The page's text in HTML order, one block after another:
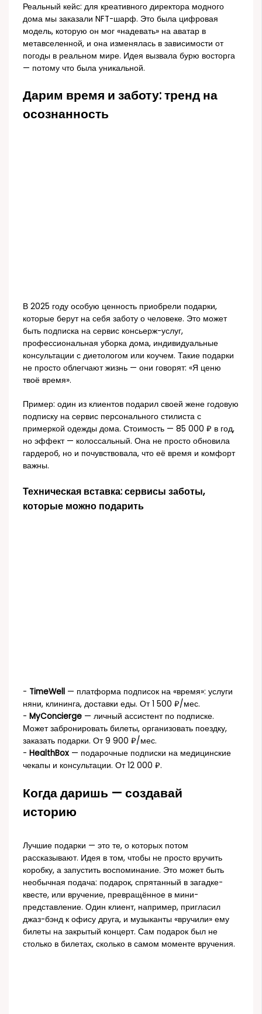
Реальный кейс: для креативного директора модного
дома мы заказали NFT-шарф. Это была цифровая
модель, которую он мог «надевать» на аватар в
метавселенной, и она изменялась в зависимости от
погоды в реальном мире. Идея вызвала бурю восторга
— потому что была уникальной.
Дарим время и заботу: тренд на
осознанность
В 2025 году особую ценность приобрели подарки,
которые берут на себя заботу о человеке. Это может
быть подписка на сервис консьерж-услуг,
профессиональная уборка дома, индивидуальные
консультации с диетологом или коучем. Такие подарки
не просто облегчают жизнь — они говорят: «Я ценю
твоё время».
Пример: один из клиентов подарил своей жене годовую
подписку на сервис персонального стилиста с
примеркой одежды дома. Стоимость — 85 000 ₽ в год,
но эффект — колоссальный. Она не просто обновила
гардероб, но и почувствовала, что её время и комфорт
важны.
Техническая вставка: сервисы заботы,
которые можно подарить
- TimeWell — платформа подписок на «время»: услуги
няни, клининга, доставки еды. От 1 500 ₽/мес.
-MyConcierge — личный ассистент по подписке.
Может забронировать билеты, организовать поездку,
заказать подарки. От 9 900 ₽/мес.
-HealthBox — подарочные подписки на медицинские
чекапы и консультации. От 12 000 ₽.
Когда даришь — создавай
историю
Лучшие подарки — это те, о которых потом
рассказывают. Идея в том, чтобы не просто вручить
коробку, а запустить воспоминание. Это может быть
необычная подача: подарок, спрятанный в загадке-
квесте, или вручение, превращённое в мини-
представление. Один клиент, например, пригласил
джаз-бэнд к офису друга, и музыканты «вручили» ему
билеты на закрытый концерт. Сам подарок был не
столько в билетах, сколько в самом моменте вручения.